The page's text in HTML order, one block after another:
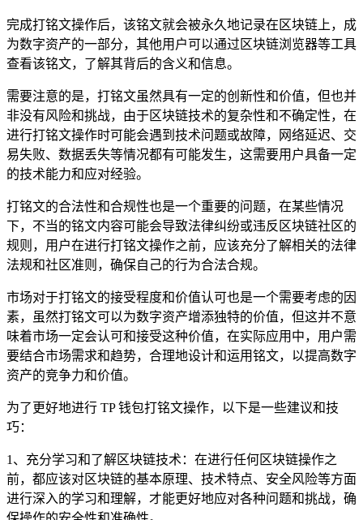
完成打铭文操作后，该铭文就会被永久地记录在区块链上，成
为数字资产的一部分，其他用户可以通过区块链浏览器等工具
查看该铭文，了解其背后的含义和信息。
需要注意的是，打铭文虽然具有一定的创新性和价值，但也并
非没有风险和挑战，由于区块链技术的复杂性和不确定性，在
进行打铭文操作时可能会遇到技术问题或故障，网络延迟、交
易失败、数据丢失等情况都有可能发生，这需要用户具备一定
的技术能力和应对经验。
打铭文的合法性和合规性也是一个重要的问题，在某些情况
下，不当的铭文内容可能会导致法律纠纷或违反区块链社区的
规则，用户在进行打铭文操作之前，应该充分了解相关的法律
法规和社区准则，确保自己的行为合法合规。
市场对于打铭文的接受程度和价值认可也是一个需要考虑的因
素，虽然打铭文可以为数字资产增添独特的价值，但这并不意
味着市场一定会认可和接受这种价值，在实际应用中，用户需
要结合市场需求和趋势，合理地设计和运用铭文，以提高数字
资产的竞争力和价值。
为了更好地进行 TP 钱包打铭文操作，以下是一些建议和技
巧：
1、充分学习和了解区块链技术：在进行任何区块链操作之
前，都应该对区块链的基本原理、技术特点、安全风险等方面
进行深入的学习和理解，才能更好地应对各种问题和挑战，确